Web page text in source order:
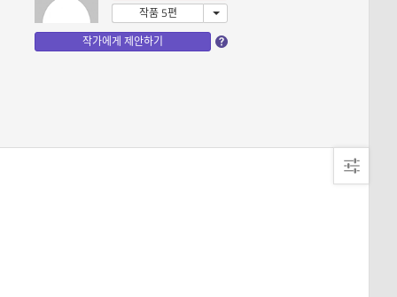
작품 5편
작가에게 제안하기